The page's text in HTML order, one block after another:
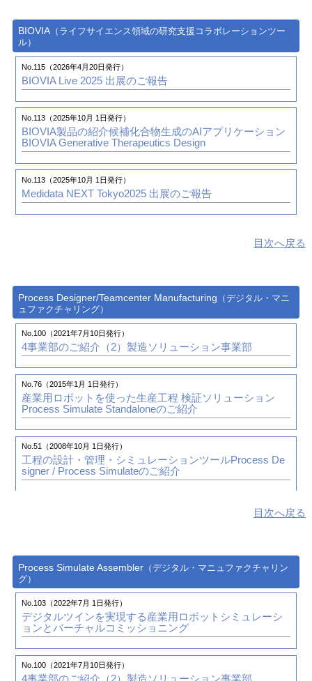
株式会社 テクニカルモデル 様
3次元データとシステム活用により時間とコスト削減・効
率化を促進
株式会社フジ技研 様
No.40（2006年1月 1日発行）
PLMレポート（第4回）「型設計効率50％UPを実現させ
るために」
No.39（2005年10月 1日発行）
PLMレポート（第3回）「型設計効率50％UPを実現させ
を飛躍的に促進
松下電器産業株式会社 パナソニックデザイン社 様
No.38（2005年7月 1日発行）
PLMレポート （第2回）「型設計効率50％UPを実現させ
るために」
No.37（2005年4月 1日発行）
PLMレポート（第1回）「型設計効率50％UPを実現させ
るために」
No.36（2005年1月 1日発行）
CATIA V5で新たな分野の生産設計に携わる
ピーシーアシスト株式会社 様
No.35（2004年10月 1日発行）
CATIA V5でソリッド化を実現する
株式会社 名古屋精密金型 様
No.35（2004年10月 1日発行）
CATIA V5、ICEM Surf、 Darwin Revueで業務の拡大と効
率化を図る
バーチャル開発に関する調査について
No.109（2024年4月 1日発行）
第16回「オートモーティブワールド」 展示会レポート
No.107（2023年10月 1日発行）
システムズエンジニアリング 連載vol.3
るシステム開発と注意点
No.106（2023年7月 1日発行）
システムズエンジニアリング 連載vol.2
ステムズエンジニアリング
新しい仕組みに変
No.101（2022年1月15日発行）
MBSE・MBDソリューション領域におけるNDESの取り
組み
No.100（2021年7月10日発行）
4事業部のご紹介（1）オートモーティブソリューション
事業部
No.99（2021年1月 1日発行）
モデルベース開発における制御系モデル情報交換システ
ムの構築ー日本自動車工業会（JAMA）様における取り
組みについてー
インドの先駆的なI
BIOVIA（ライフサイエンス領域の研究支援コラボレーションツー
ル）
No.115（2026年4月20日発行）
BIOVIA Live 2025 出展のご報告
No.113（2025年10月 1日発行）
BIOVIA製品の紹介候補化合物生成のAIアプリケーション
BIOVIA Generative Therapeutics Design
No.113（2025年10月 1日発行）
Medidata NEXT Tokyo2025 出展のご報告
目次へ戻る
Process Designer/Teamcenter Manufacturing （デジタル・マニ
ュファクチャリング）
No.100（2021年7月10日発行）
4事業部のご紹介（2）製造ソリューション事業部
No.76（2015年1月 1日発行）
産業用ロボットを使った生産工程 検証ソリューション
Process Simulate Standaloneのご紹介
No.51（2008年10月 1日発行）
工程の設計・管理・シミュレーションツールProcess De
signer / Process Simulateのご紹介
目次へ戻る
Process Simulate Assembler （デジタル・マニュファクチャリン
グ）
No.103（2022年7月 1日発行）
デジタルツインを実現する産業用ロボットシミュレーシ
ョンとバーチャルコミッショニング
No.100（2021年7月10日発行）
4事業部のご紹介（2）製造ソリューション事業部